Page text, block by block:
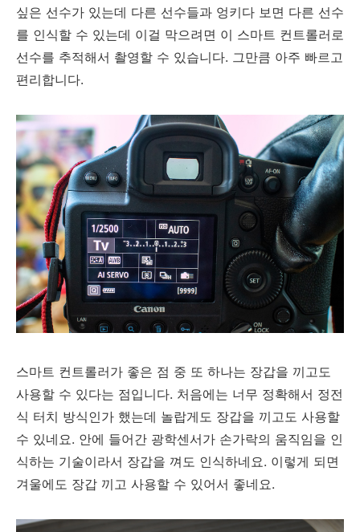
싶은 선수가 있는데 다른 선수들과 엉키다 보면 다른 선수
를 인식할 수 있는데 이걸 막으려면 이 스마트 컨트롤러로
선수를 추적해서 촬영할 수 있습니다. 그만큼 아주 빠르고
편리합니다.
스마트 컨트롤러가 좋은 점 중 또 하나는 장갑을 끼고도
사용할 수 있다는 점입니다. 처음에는 너무 정확해서 정전
식 터치 방식인가 했는데 놀랍게도 장갑을 끼고도 사용할
수 있네요. 안에 들어간 광학센서가 손가락의 움직임을 인
식하는 기술이라서 장갑을 껴도 인식하네요. 이렇게 되면
겨울에도 장갑 끼고 사용할 수 있어서 좋네요.